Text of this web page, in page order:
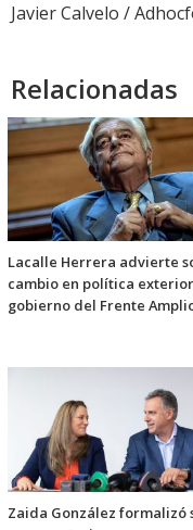
Javier Calvelo /
Relacionadas
Lacalle Herrera advierte
cambio en política
gobierno del Frente
Zaida González formalizó